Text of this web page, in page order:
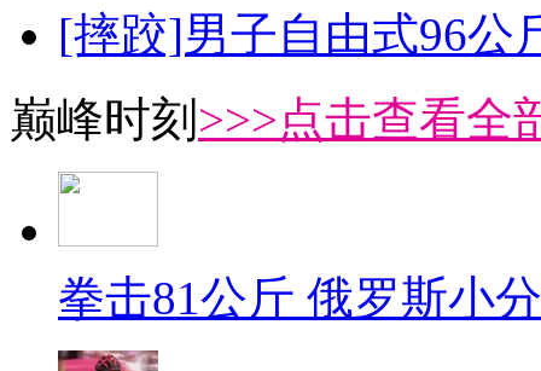
[摔跤]男子自由式96公
巅峰时刻 >>>点击查看全
拳击81公斤 俄罗斯小